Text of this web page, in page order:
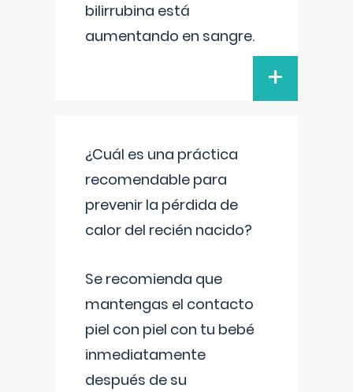
bilirrubina está
aumentando en sangre.
+
¿Cuál es una práctica
recomendable para
prevenir la pérdida de
calor del recién nacido?
Se recomienda que
mantengas el contacto
piel con piel con tu bebé
inmediatamente
después de su